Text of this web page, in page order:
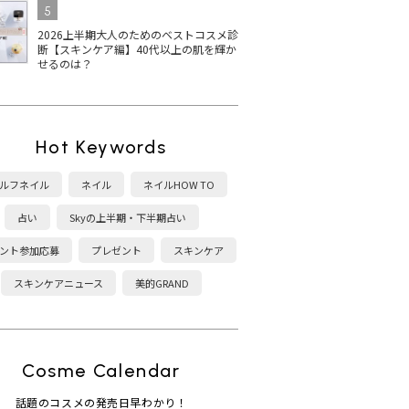
5
2026上半期大人のためのベストコスメ診
断【スキンケア編】40代以上の肌を輝か
せるのは？
Hot Keywords
フネイル ネイル ネイルHOW TO
占い Skyの上半期・下半期占い
ト参加応募 プレゼント スキンケア
スキンケアニュース 美的GRAND
Cosme Calendar
話題のコスメの発売日早わかり！